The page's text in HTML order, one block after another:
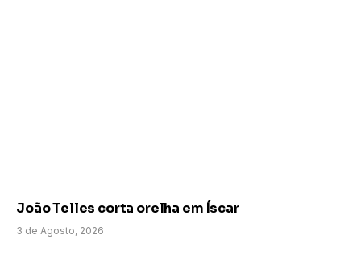
João Telles corta orelha em Íscar
3 de Agosto, 2026